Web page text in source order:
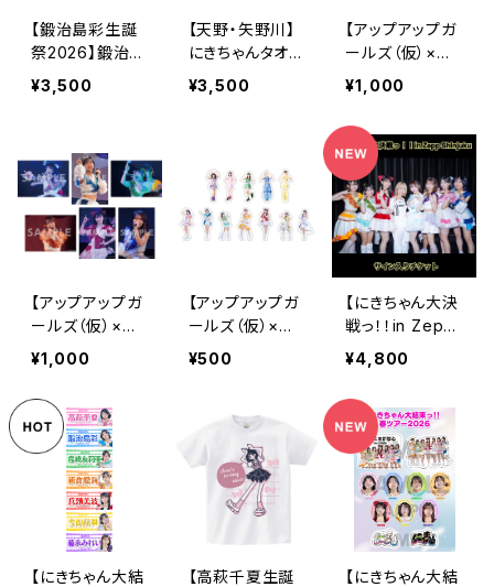
【鍛治島彩生誕
祭2026】鍛治島
にきちゃん キャ
ップ
¥3,500
【天野・矢野川】
にきちゃんタオル
2026ver.
¥3,500
【アップアップガ
ールズ（仮）×
（２）】2Lポートレ
ート（夜公演）
¥1,000
【アップアップガ
ールズ（仮）×
（２）】2Lポートレ
ート（昼公演）
¥1,000
【アップアップガ
ールズ（仮）×
（２）】ランダムフ
¥500
【にきちゃん大決
戦っ！！in Zepp
Shinjuku】サイ
ン入りチケット
¥4,800
【にきちゃん大結
【高萩千夏生誕
【にきちゃん大結